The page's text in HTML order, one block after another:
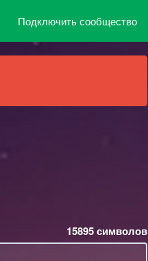
Подключить сообщество
15895символов